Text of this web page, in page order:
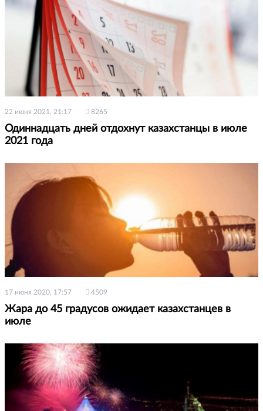
22 июня 2021, 21:17 8265
Одиннадцать дней отдохнут казахстанцы в июле
2021 года
17 июня 2020, 17:57 4509
Жара до 45 градусов ожидает казахстанцев в
июле